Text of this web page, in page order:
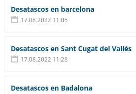
Desatascos en barcelona
17.08.2022 11:05
Desatascos en Sant Cugat del Vallès
17.08.2022 11:28
Desatascos en Badalona